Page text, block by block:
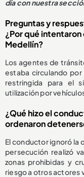
día con nuestra
Preguntas y
¿Por qué
Medellín?
Los agentes de
estaba circulando por
restringida para el
utilización por
¿Qué hizo el
ordenaron
El conductor ignoró la
persecución realizó
zonas prohibidas y
riesgo a otros actores